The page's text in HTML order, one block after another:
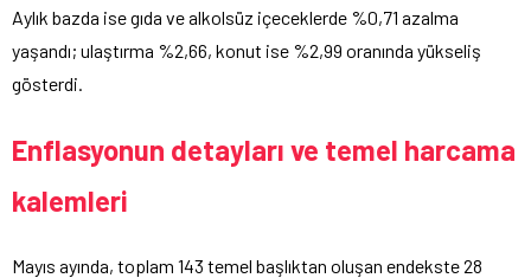
Aylık bazda ise gıda ve alkolsüz içeceklerde %0,71 azalma
yaşandı; ulaştırma %2,66, konut ise %2,99 oranında yükseliş
gösterdi.
Enflasyonun detayları ve temel harcama
kalemleri
Mayıs ayında, toplam 143 temel başlıktan oluşan endekste 28